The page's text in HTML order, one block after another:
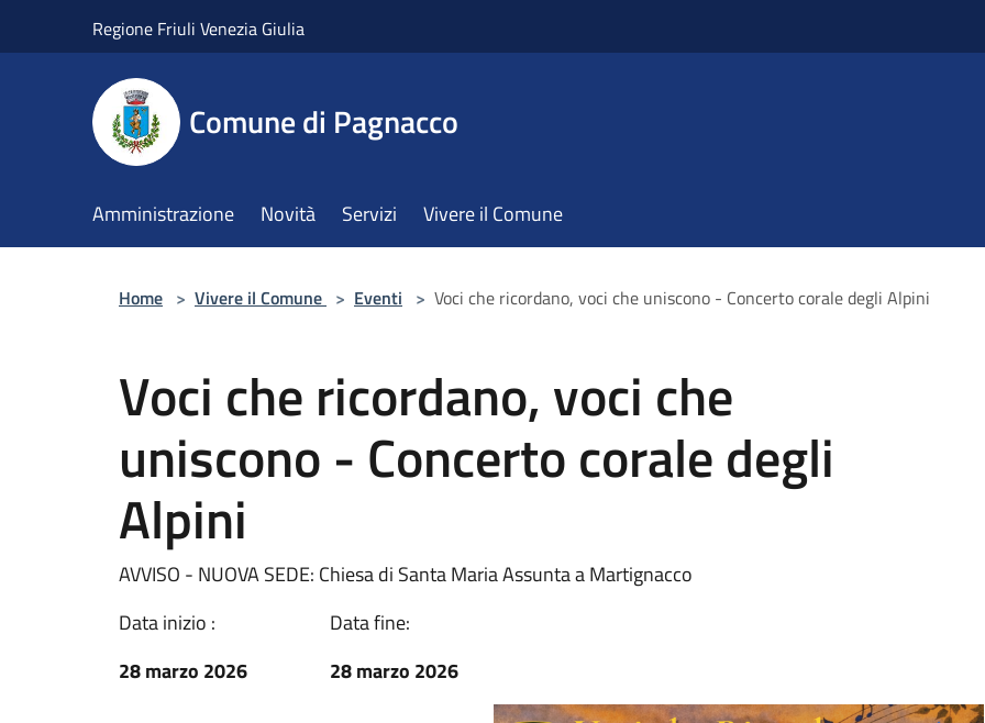
Regione Friuli Venezia Giulia
Comune di Pagnacco
Amministrazione Novità Servizi Vivere il Comune
Home > Vivere il Comune > Eventi > Voci che ricordano, voci che uniscono - Concerto corale degli Alpini
Voci che ricordano, voci che
uniscono - Concerto corale degli
Alpini
AVVISO - NUOVA SEDE: Chiesa di Santa Maria Assunta a Martignacco
Data inizio :
28 marzo 2026
Data fine:
28 marzo 2026